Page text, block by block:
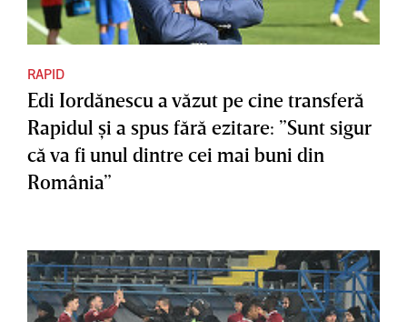
RAPID
Edi Iordănescu a văzut pe cine transferă
Rapidul şi a spus fără ezitare: ”Sunt sigur
că va fi unul dintre cei mai buni din
România”